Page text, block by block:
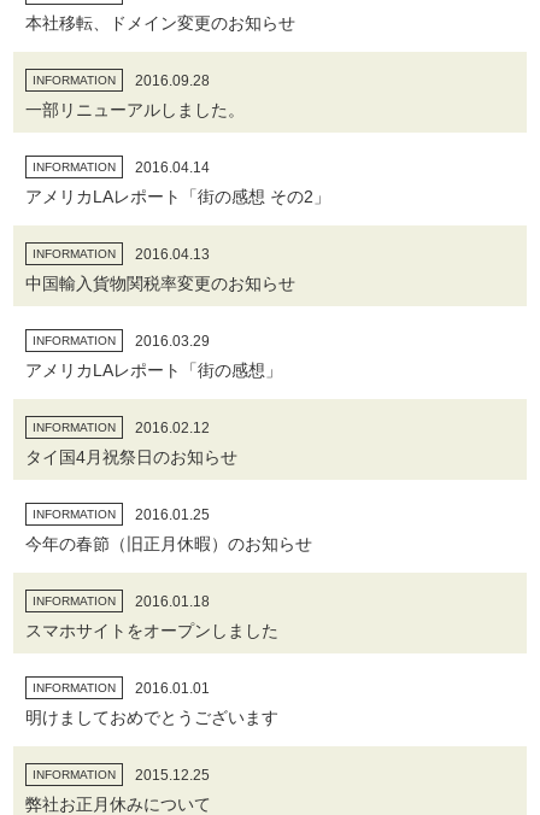
本社移転、ドメイン変更のお知らせ
INFORMATION 2016.09.28
一部リニューアルしました。
INFORMATION 2016.04.14
アメリカLAレポート「街の感想 その2」
INFORMATION 2016.04.13
中国輸入貨物関税率変更のお知らせ
INFORMATION 2016.03.29
アメリカLAレポート「街の感想」
INFORMATION 2016.02.12
タイ国4月祝祭日のお知らせ
INFORMATION 2016.01.25
今年の春節（旧正月休暇）のお知らせ
INFORMATION 2016.01.18
スマホサイトをオープンしました
INFORMATION 2016.01.01
明けましておめでとうございます
INFORMATION 2015.12.25
弊社お正月休みについて